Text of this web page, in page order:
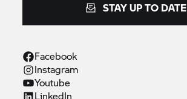
STAY UP TO DATE
Facebook
Instagram
Youtube
LinkedIn